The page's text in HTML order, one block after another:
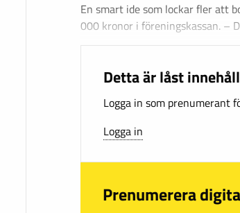
En smart ide som lockar fler att
000 kronor i föreningskassan. –
Detta är låst innehåll
Logga in som prenumerant
Logga in
Prenumerera